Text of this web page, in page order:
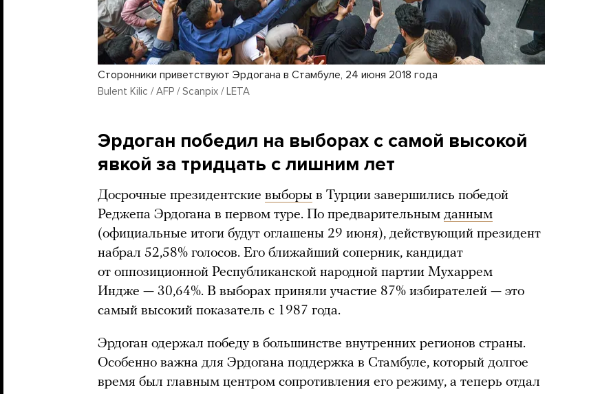
Сторонники приветствуют Эрдогана в Стамбуле, 24 июня 2018 года
Bulent Kilic / AFP / Scanpix / LETA
Эрдоган победил на выборах с самой высокой
явкой за тридцать с лишним лет
Досрочные президентские выборы в Турции завершились победой
Реджепа Эрдогана в первом туре. По предварительным данным
(официальные итоги будут оглашены 29 июня), действующий президент
набрал 52,58% голосов. Его ближайший соперник, кандидат
от оппозиционной Республиканской народной партии Мухаррем
Индже — 30,64%. В выборах приняли участие 87% избирателей — это
самый высокий показатель с 1987 года.
Эрдоган одержал победу в большинстве внутренних регионов страны.
Особенно важна для Эрдогана поддержка в Стамбуле, который долгое
время был главным центром сопротивления его режиму, а теперь отдал